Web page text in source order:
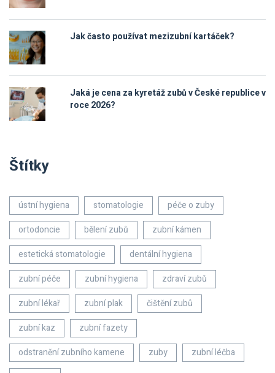
Jak často používat mezizubní kartáček?
Jaká je cena za kyretáž zubů v České republice v
roce 2026?
Štítky
ústní hygiena stomatologie
péče o zuby
ortodoncie
bělení zubů
zubní kámen
estetická stomatologie
dentální hygiena
zubní péče
zubní hygiena
zdraví zubů
zubní lékař
zubní plak
čištění zubů
zubní kaz
zubní fazety
odstranění zubního kamene
zuby
zubní léčba